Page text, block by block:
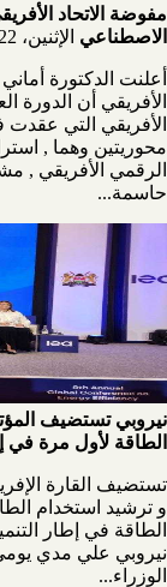
مفوضة الاتحاد
الاصطناعي الإثنين، 22 يوليو 2024
أعلنت الدكتورة
الأفريقي أن الدورة
الأفريقي التي عقدت
محوريتين وهما ,
الرقمي الأفريقي ,
حاسمة...
نيروبي تستضيف
الطاقة لأول مرة في
تستضيف القارة
و ترشيد استخدام
الطاقة في إطار
الوزراء...